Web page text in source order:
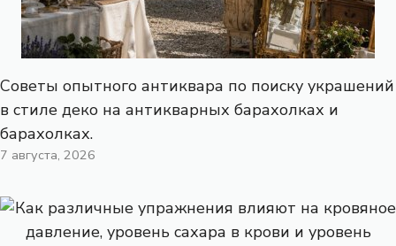
Советы опытного антиквара по поиску украшений
в стиле деко на антикварных барахолках и
барахолках.
7 августа, 2026